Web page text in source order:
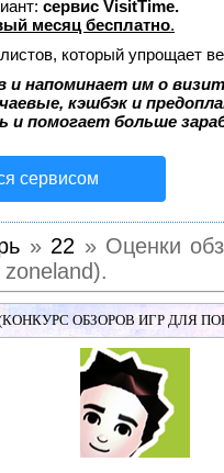
сервис VisitTime.
месяц бесплатно.
который упрощает
и напоминает им о
кэшбэк и
и помогает больше
сервисом
» 22 » Оценки
ОБЗОРОВ ИГР ДЛЯ